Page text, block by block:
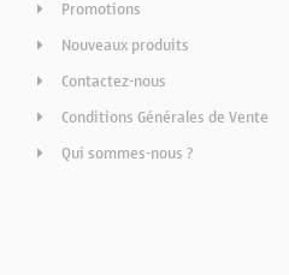
Promotions
Nouveaux produits
Contactez-nous
Conditions Générales de Vente
Qui sommes-nous ?